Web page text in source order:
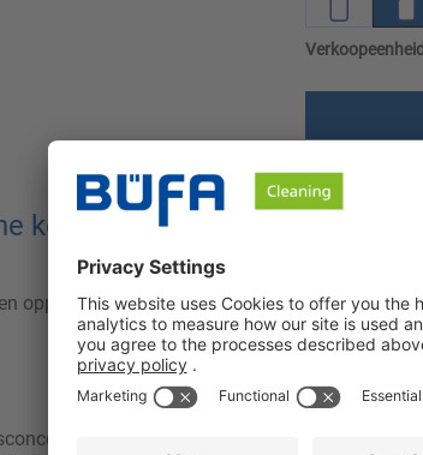
kenmerken
oppervlakteactieve stofvrije CIP- en
voor het verwijderen van vet, eiwit